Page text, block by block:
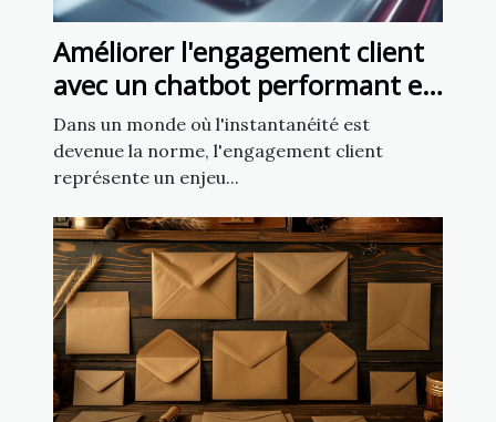
Améliorer l'engagement client
avec un chatbot performant en
5 minutes
Dans un monde où l'instantanéité est
devenue la norme, l'engagement client
représente un enjeu...